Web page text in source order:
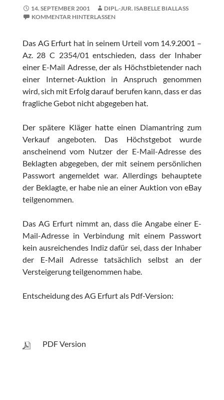
14. SEPTEMBER 2001
DIPL.-JUR. ISABELLE BIALLASS
KOMMENTAR HINTERLASSEN
Das AG Erfurt hat in seinem Urteil vom 14.9.2001 –
Az. 28 C 2354/01 entschieden, dass der Inhaber
einer E-Mail Adresse, der als Höchstbietender nach
einer Internet-Auktion in Anspruch genommen
wird, sich mit Erfolg darauf berufen kann, dass er das
fragliche Gebot nicht abgegeben hat.
Der spätere Kläger hatte einen Diamantring zum
Verkauf angeboten. Das Höchstgebot wurde
anscheinend vom Nutzer der E-Mail-Adresse des
Beklagten abgegeben, der mit seinem persönlichen
Passwort angemeldet war. Allerdings behauptete
der Beklagte, er habe nie an einer Auktion von eBay
teilgenommen.
Das AG Erfurt nimmt an, dass die Angabe einer E-
Mail-Adresse in Verbindung mit einem Passwort
kein ausreichendes Indiz dafür sei, dass der Inhaber
der E-Mail Adresse tatsächlich selbst an der
Versteigerung teilgenommen habe.
Entscheidung des AG Erfurt als Pdf-Version:
PDF Version